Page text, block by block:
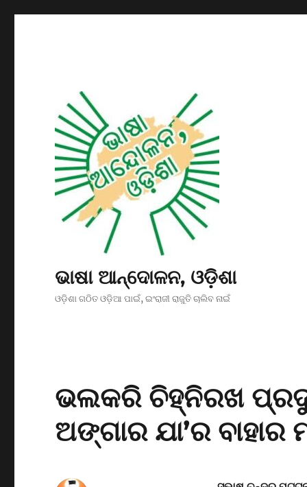
ଭାଷା ଆନ୍ଦୋଳନ, ଓଡ଼ିଶା
ଓଡ଼ିଶା ଗଠିତ ଓଡ଼ିଆ ପାଇଁ, ଇଂରାଜୀ ରାଜୁତି ଚାଲିବ ନାଇଁ
ଭଲକରି ଚିହ୍ନିରଖ
ଅଙ୍ଗାର ଯା’ର